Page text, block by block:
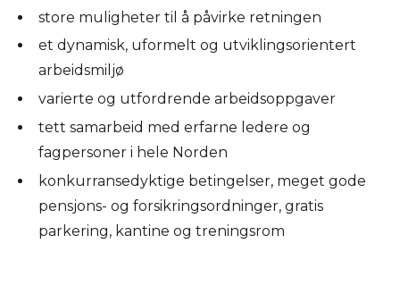
store muligheter til å påvirke retningen
et dynamisk, uformelt og utviklingsorientert
arbeidsmiljø
varierte og utfordrende arbeidsoppgaver
tett samarbeid med erfarne ledere og
fagpersoner i hele Norden
konkurransedyktige betingelser, meget gode
pensjons- og forsikringsordninger, gratis
parkering, kantine og treningsrom